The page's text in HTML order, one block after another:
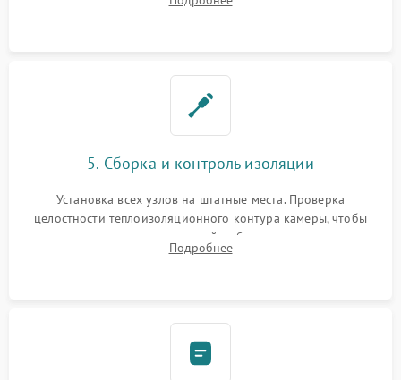
выгоревших реле, восстановление контактов и замена
5. Сборка и контроль изоляции
Установка всех узлов на штатные места. Проверка
целостности теплоизоляционного контура камеры, чтобы
исключить перегрев кухонной мебели и потерю тепла.
Надежная фиксация клемм и сборка корпуса шкафа.
Подробнее